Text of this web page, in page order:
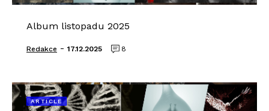
Album listopadu 2025
Redakce - 17.12.2025 8
ARTICLE